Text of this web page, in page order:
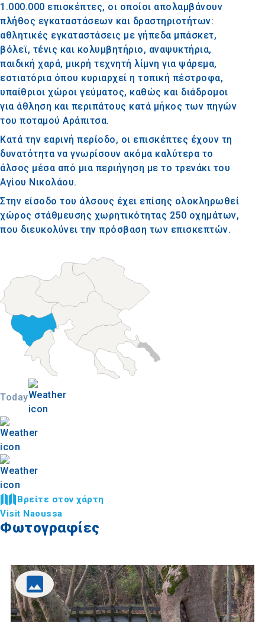
1.000.000 επισκέπτες, οι οποίοι απολαμβάνουν
πλήθος εγκαταστάσεων και δραστηριοτήτων:
αθλητικές εγκαταστάσεις με γήπεδα μπάσκετ,
βόλεϊ, τένις και κολυμβητήριο, αναψυκτήρια,
παιδική χαρά, μικρή τεχνητή λίμνη για ψάρεμα,
εστιατόρια όπου κυριαρχεί η τοπική πέστροφα,
υπαίθριοι χώροι γεύματος, καθώς και διάδρομοι
για άθληση και περιπάτους κατά μήκος των πηγών
του ποταμού Αράπιτσα.
Κατά την εαρινή περίοδο, οι επισκέπτες έχουν τη
δυνατότητα να γνωρίσουν ακόμα καλύτερα το
άλσος μέσα από μια περιήγηση με το τρενάκι του
Αγίου Νικολάου.
Στην είσοδο του άλσους έχει επίσης ολοκληρωθεί
χώρος στάθμευσης χωρητικότητας 250 οχημάτων,
που διευκολύνει την πρόσβαση των επισκεπτών.
Today
Βρείτε στον χάρτη
Visit Naoussa
Φωτογραφίες